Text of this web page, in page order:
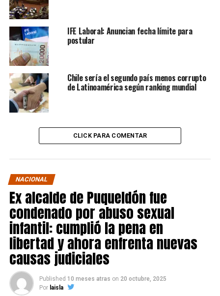
IFE Laboral: Anuncian fecha límite para
postular
Chile sería el segundo país menos corrupto
de Latinoamérica según ranking mundial
CLICK PARA COMENTAR
NACIONAL
Ex alcalde de Puqueldón fue
condenado por abuso sexual
infantil: cumplió la pena en
libertad y ahora enfrenta nuevas
causas judiciales
Published 10 meses atras on 20 octubre, 2025
Por laisla